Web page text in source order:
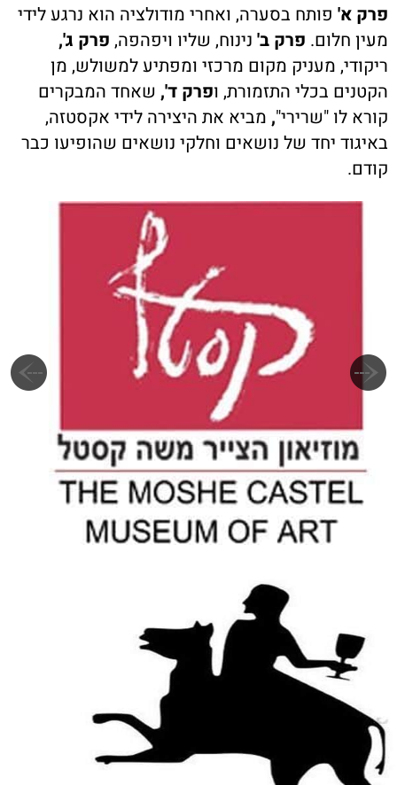
פרק א' פותח בסערה, ואחרי מודולציה הוא נרגע לידי
מעין חלום. פרק ב' נינוח, שליו ויפהפה, פרק ג',
ריקודי, מעניק מקום מרכזי ומפתיע למשולש, מן
הקטנים בכלי התזמורת, ופרק ד', שאחד המבקרים
קורא לו "שרירי", מביא את היצירה לידי אקסטזה,
באיגוד יחד של נושאים וחלקי נושאים שהופיעו כבר
קודם.